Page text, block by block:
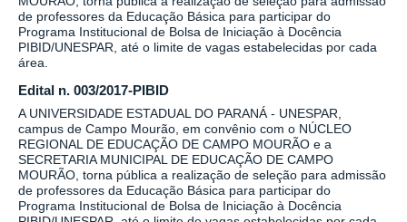
de professores da Educação Básica para participar do
Programa Institucional de Bolsa de Iniciação à Docência
PIBID/UNESPAR, até o limite de vagas estabelecidas por cada
área.
Edital n. 003/2017-PIBID
A UNIVERSIDADE ESTADUAL DO PARANÁ - UNESPAR,
campus de Campo Mourão, em convênio com o NÚCLEO
REGIONAL DE EDUCAÇÃO DE CAMPO MOURÃO e a
SECRETARIA MUNICIPAL DE EDUCAÇÃO DE CAMPO
MOURÃO, torna pública a realização de seleção para admissão
de professores da Educação Básica para participar do
Programa Institucional de Bolsa de Iniciação à Docência